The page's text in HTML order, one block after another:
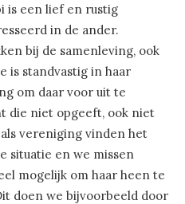
is een lief en rustig
in de ander.
bij de samenleving, ook
is standvastig in haar
om daar voor uit te
die niet opgeeft, ook niet
vereniging vinden het
situatie en we missen
mogelijk om haar heen te
doen we bijvoorbeeld door